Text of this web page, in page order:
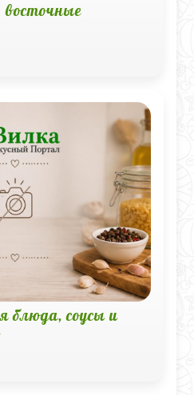
восточные
блюда, соусы и